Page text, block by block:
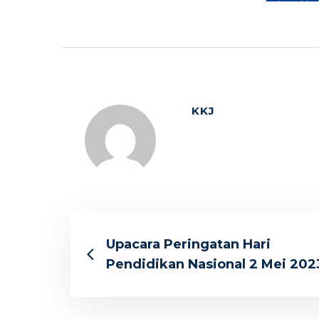
KKJ
Upacara Peringatan Hari
Pendidikan Nasional 2 Mei